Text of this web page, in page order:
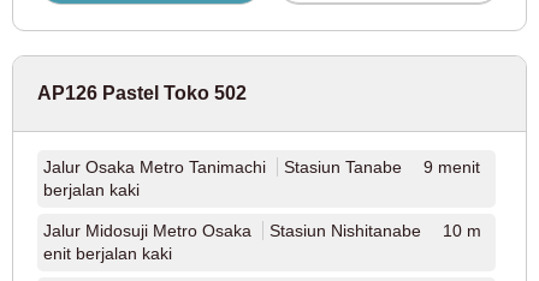
AP126 Pastel Toko 502
Jalur Osaka Metro Tanimachi
Stasiun Tanabe 9 menit
berjalan kaki
Jalur Midosuji Metro Osaka
Stasiun Nishitanabe 10 m
enit berjalan kaki
Jalur Seibu Ikebukuro (91)
Jalur Seibu Toshima
Jalur Seibu Kokubunji